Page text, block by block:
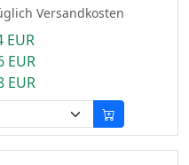
Versandkosten
EUR
EUR